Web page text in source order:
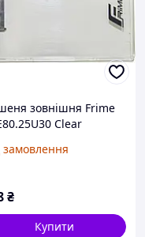
зовнішня Frime
Clear
замовлення
₴
Купити